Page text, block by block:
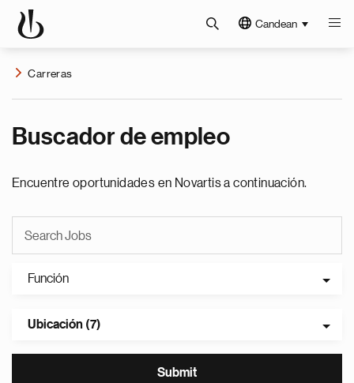
Candean
Carreras
Buscador de empleo
Encuentre oportunidades en Novartis a continuación.
Función
Ubicación (7)